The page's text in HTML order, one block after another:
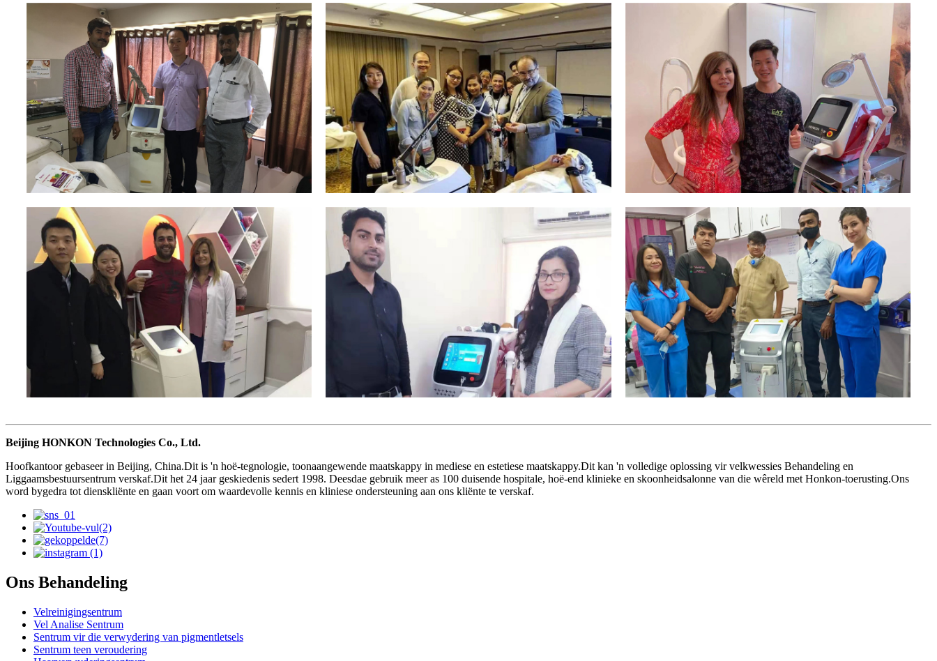
Beijing HONKON Technologies Co., Ltd.
Hoofkantoor gebaseer in Beijing, China.Dit is 'n hoë-tegnologie, toonaangewende maatskappy in mediese en estetiese maatskappy.Dit kan 'n volledige oplossing vir velkwessies Behandeling en
Liggaamsbestuursentrum verskaf.Dit het 24 jaar geskiedenis sedert 1998. Deesdae gebruik meer as 100 duisende hospitale, hoë-end klinieke en skoonheidsalonne van die wêreld met Honkon-toerusting.Ons
word bygedra tot dienskliënte en gaan voort om waardevolle kennis en kliniese ondersteuning aan ons kliënte te verskaf.
Ons Behandeling
Velreinigingsentrum
Vel Analise Sentrum
Sentrum vir die verwydering van pigmentletsels
Sentrum teen veroudering